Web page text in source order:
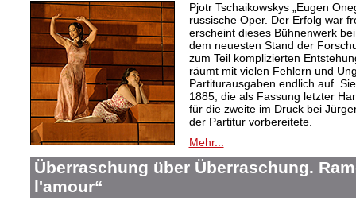
Pjotr Tschaikowskys „Eugen
russische Oper. Der Erfolg war
erscheint dieses Bühnenwerk
dem neuesten Stand der
zum Teil komplizierten
räumt mit vielen Fehlern und
Partiturausgaben endlich auf.
1885, die als Fassung letzter
für die zweite im Druck bei
der Partitur vorbereitete.
Mehr...
Überraschung über Überraschung.
l'amour“